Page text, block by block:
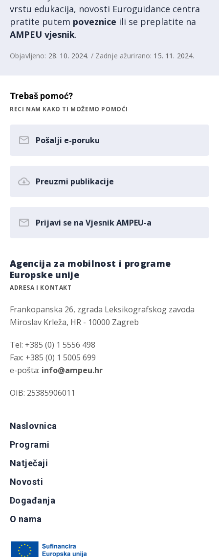
vrstu edukacija, novosti Euroguidance centra
pratite putem poveznice ili se preplatite na
AMPEU vjesnik.
Objavljeno: 28. 10. 2024. / Zadnje ažurirano: 15. 11. 2024.
Trebaš pomoć?
RECI NAM KAKO TI MOŽEMO POMOĆI
Pošalji e-poruku
Preuzmi publikacije
Prijavi se na Vjesnik AMPEU-a
Agencija za mobilnost i programe
Europske unije
ADRESA I KONTAKT
Frankopanska 26, zgrada Leksikografskog zavoda
Miroslav Krleža, HR - 10000 Zagreb
Tel: +385 (0) 1 5556 498
Fax: +385 (0) 1 5005 699
e-pošta: info@ampeu.hr
OIB: 25385906011
Naslovnica
Programi
Natječaji
Novosti
Događanja
O nama